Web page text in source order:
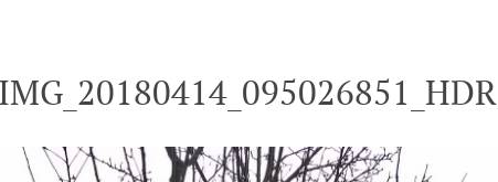
IMG_20180414_095026851_HDR